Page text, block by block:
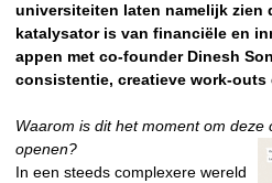
universiteiten laten namelijk zien
katalysator is van financiële en
appen met co-founder Dinesh
consistentie, creatieve work-
Waarom is dit het moment om deze
openen?
In een steeds complexere wereld